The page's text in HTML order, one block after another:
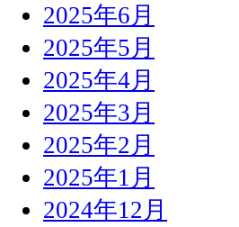
2025年6月
2025年5月
2025年4月
2025年3月
2025年2月
2025年1月
2024年12月